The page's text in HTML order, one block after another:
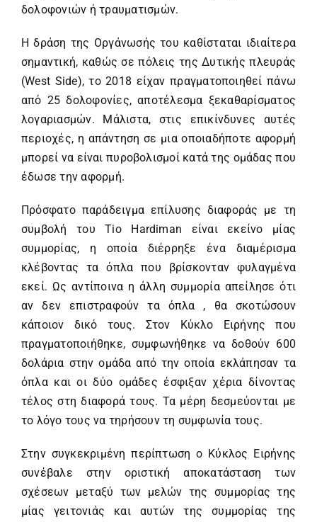
δολοφονιών ή τραυματισμών.
Η δράση της Οργάνωσής του καθίσταται ιδιαίτερα
σημαντική, καθώς σε πόλεις της Δυτικής πλευράς
(West Side), το 2018 είχαν πραγματοποιηθεί πάνω
από 25 δολοφονίες, αποτέλεσμα ξεκαθαρίσματος
λογαριασμών. Μάλιστα, στις επικίνδυνες αυτές
περιοχές, η απάντηση σε μια οποιαδήποτε αφορμή
μπορεί να είναι πυροβολισμοί κατά της ομάδας που
έδωσε την αφορμή.
Πρόσφατο παράδειγμα επίλυσης διαφοράς με τη
συμβολή του Tio Hardiman είναι εκείνο μίας
συμμορίας, η οποία διέρρηξε ένα διαμέρισμα
κλέβοντας τα όπλα που βρίσκονταν φυλαγμένα
εκεί. Ως αντίποινα η άλλη συμμορία απείλησε ότι
αν δεν επιστραφούν τα όπλα , θα σκοτώσουν
κάποιον δικό τους. Στον Κύκλο Ειρήνης που
πραγματοποιήθηκε, συμφωνήθηκε να δοθούν 600
δολάρια στην ομάδα από την οποία εκλάπησαν τα
όπλα και οι δύο ομάδες έσφιξαν χέρια δίνοντας
τέλος στη διαφορά τους. Τα μέρη δεσμεύονται με
το λόγο τους να τηρήσουν τη συμφωνία τους.
Στην συγκεκριμένη περίπτωση ο Κύκλος Ειρήνης
συνέβαλε στην οριστική αποκατάσταση των
σχέσεων μεταξύ των μελών της συμμορίας της
μίας γειτονιάς και αυτών της συμμορίας της